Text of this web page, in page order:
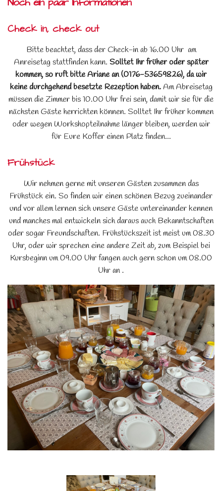
Check in, check out
Bitte beachtet, dass der Check-in ab 16.00 Uhr am
Anreisetag stattfinden kann. Solltet Ihr früher oder später
kommen, so ruft bitte Ariane an (0176-53659826), da wir
keine durchgehend besetzte Rezeption haben.Am Abreisetag
müssen die Zimmer bis 10.00 Uhr frei sein, damit wir sie für die
nächsten Gäste herrichten können. Solltet Ihr früher kommen
oder wegen Workshopteilnahme länger bleiben, werden wir
für Eure Koffer einen Platz finden...
Frühstück
Wir nehmen gerne mit unseren Gästen zusammen das
Frühstück ein. So finden wir einen schönen Bezug zueinander
und vor allem lernen sich unsere Gäste untereinander kennen
und manches mal entwickeln sich daraus auch Bekanntschaften
oder sogar Freundschaften. Frühstückszeit ist meist um 08.30
Uhr, oder wir sprechen eine andere Zeit ab, zum Beispiel bei
Kursbeginn um 09.00 Uhr fangen auch gern schon um 08.00
Uhr an .